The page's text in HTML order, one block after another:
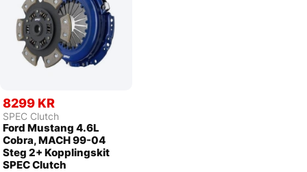
8299 KR
SPEC Clutch
Ford Mustang 4.6L
Cobra, MACH 99-04
Steg 2+ Kopplingskit
SPEC Clutch